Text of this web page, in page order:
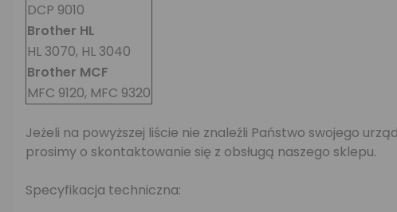
DCP 9010
Brother HL
HL 3070, HL 3040
Brother MCF
MFC 9120, MFC 9320
Jeżeli na powyższej liście nie znaleźli Państwo swojego
prosimy o skontaktowanie się z obsługą naszego sklepu.
Specyfikacja techniczna: